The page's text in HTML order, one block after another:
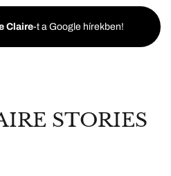
Claire-t a Google hírekben!
STORIES